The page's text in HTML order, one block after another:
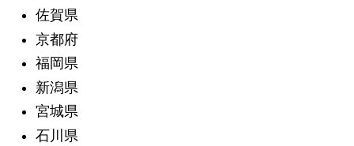
佐賀県
京都府
福岡県
新潟県
宮城県
石川県